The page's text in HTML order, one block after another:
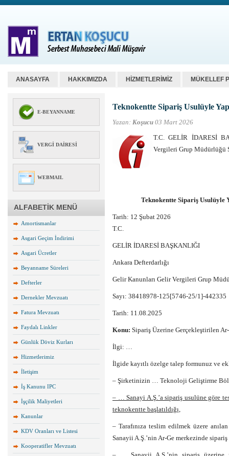
ANASAYFA HAKKIMIZDA HİZMETLERİMİZ MÜKELLEF
E-BEYANNAME
VERGI DAIRESI
WEBMAIL
ALFABETİK MENÜ
Amortismanlar
Asgari Geçim İndirimi
Asgari Ücretler
Beyanname Süreleri
Defterler
Dernekler Mevzuatı
Fatura Mevzuatı
Faydalı Linkler
Günlük Döviz Kurları
Hizmetlerimiz
İletişim
İş Kanunu IPC
İşçilik Maliyetleri
Kanunlar
KDV Oranları ve Listesi
Kooperatifler Mevzuatı
Teknokentte Sipariş Usulüyle
Yazan: Koşucu 03 Mart 2026
T.C. GELİR İDARESİ
Vergileri Grup Müdürlüğü
Teknokentte Sipariş Usulüyle
Tarih: 12 Şubat 2026
T.C.
GELİR İDARESİ BAŞKANLIĞI
Ankara Defterdarlığı
Gelir Kanunları Gelir Vergileri Grup
Sayı: 38418978-125[5746-25/1]-442335
Tarih: 11.08.2025
Konu: Sipariş Üzerine Gerçekleştirilen
İlgi: …
İlgide kayıtlı özelge talep formunuz ve
– Şirketinizin … Teknoloji Geliştirme
– … Sanayi A.Ş.’a sipariş usulüne göre
teknokentte başlatıldığı,
– Tarafınıza teslim edilmek üzere
Sanayii A.Ş.’nin Ar-Ge merkezinde